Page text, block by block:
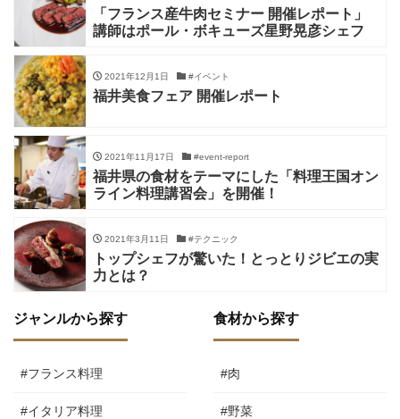
「フランス産牛肉セミナー 開催レポート」
講師はポール・ボキューズ星野晃彦シェフ
2021年12月1日 #イベント
福井美食フェア 開催レポート
2021年11月17日 #event-report
福井県の食材をテーマにした「料理王国オン
ライン料理講習会」を開催！
2021年3月11日 #テクニック
トップシェフが驚いた！とっとりジビエの実
力とは？
ジャンルから探す
#フランス料理
#イタリア料理
食材から探す
#肉
#野菜